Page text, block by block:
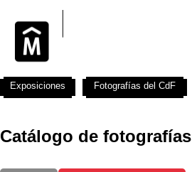
Catálogo de fotografías
Exposiciones Fotografías del CdF